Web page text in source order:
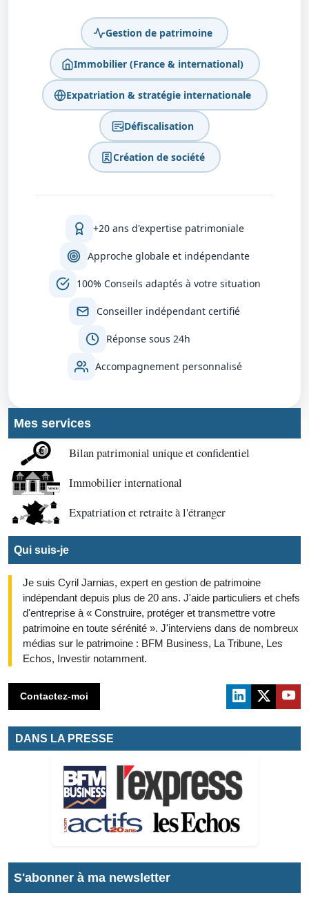
Gestion de patrimoine
Immobilier (France & international)
Expatriation & stratégie internationale
Défiscalisation
Création de société
+20 ans d'expertise patrimoniale
Approche globale et indépendante
100% Conseils adaptés à votre situation
Conseiller indépendant certifié
Réponse sous 24h
Accompagnement personnalisé
Mes services
Bilan patrimonial unique et confidentiel
Immobilier international
Expatriation et retraite à l'étranger
Qui suis-je
Je suis Cyril Jarnias, expert en gestion de patrimoine
indépendant depuis plus de 20 ans. J'aide particuliers et chefs
d'entreprise à « Construire, protéger et transmettre votre
patrimoine en toute sérénité ». J'interviens dans de nombreux
médias sur le patrimoine : BFM Business, La Tribune, Les
Echos, Investir notamment.
Contactez-moi
DANS LA PRESSE
S'abonner à ma newsletter